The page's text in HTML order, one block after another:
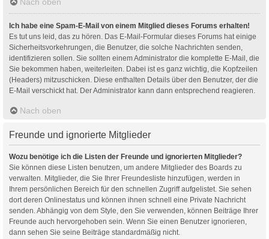
Ich habe eine Spam-E-Mail von einem Mitglied dieses Forums erhalten!
Es tut uns leid, das zu hören. Das E-Mail-Formular dieses Forums hat einige
Sicherheitsvorkehrungen, die Benutzer, die solche Nachrichten senden,
identifizieren sollen. Sie sollten einem Administrator die komplette E-Mail, die
Sie bekommen haben, weiterleiten. Dabei ist es ganz wichtig, die Kopfzeilen
(Headers) mitzuschicken. Diese enthalten Details über den Benutzer, der die
E-Mail verschickt hat. Der Administrator kann dann entsprechend reagieren.
Nach oben
Freunde und ignorierte Mitglieder
Wozu benötige ich die Listen der Freunde und ignorierten Mitglieder?
Sie können diese Listen benutzen, um andere Mitglieder des Boards zu
verwalten. Mitglieder, die Sie Ihrer Freundesliste hinzufügen, werden in
Ihrem persönlichen Bereich für den schnellen Zugriff aufgelistet. Sie sehen
dort deren Onlinestatus und können ihnen schnell eine Private Nachricht
senden. Abhängig von dem Style, den Sie verwenden, können Beiträge Ihrer
Freunde auch hervorgehoben sein. Wenn Sie einen Benutzer ignorieren,
dann sehen Sie seine Beiträge standardmäßig nicht.